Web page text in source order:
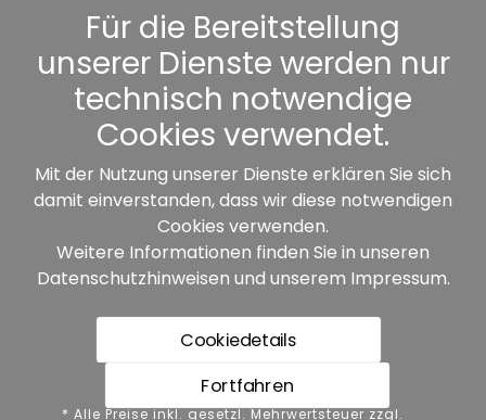
Kennwort vergessen
Sonstiges
Unsere Partner:
* Alle Preise inkl. gesetzl. Mehrwertsteuer zzgl.
Für die Bereitstellung
unserer Dienste werden nur
technisch notwendige
Cookies verwendet.
Mit der Nutzung unserer Dienste erklären Sie sich
damit einverstanden, dass wir diese notwendigen
Cookies verwenden.
Weitere Informationen finden Sie in unseren
Datenschutzhinweisen und unserem Impressum.
Cookiedetails
Fortfahren
* Alle Preise inkl. gesetzl. Mehrwertsteuer zzgl.